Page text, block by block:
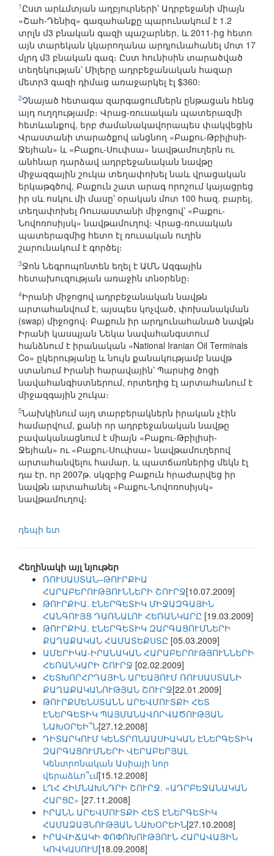
1 Ըստ արևմտյան աղբյուրների՝ Ադրբեջանի միայն
«Շահ-Դենիզ» գազահանքը պարունակում է 1.2
տրլն մ3 բնական գազի պաշարներ, և 2011-ից հետո
այն տարեկան կկարողանա արդյունահանել մոտ 17
մլրդ մ3 բնական գազ։ Ըստ հունիսին տարածված
տեղեկության՝ Միլերը ադրբեջանական հազար
մետր3 գազի դիմաց առաջարկել էլ $360։
2Չնայած հետագա զարգացումներն ընթացան հենց
այդ ուղղությամբ։ Վրաց-ռուսական պատերազմի
հետևանքով, երբ ժամանակավորապես փակվեցին
Վրաստանի տարածքով անցնող «Բաքու-Թբիլիսի-
Ջեյհան» և «Բաքու-Սուփսա» նավթամուղերն ու
անհնար դարձավ ադրբեջանական նավթը
միջազգային շուկա տեղափոխել նաև վրացական
երկաթգծով, Բաքուն շատ արագ որոշում կայացրեց
իր սև ոսկու մի մասը՝ օրական մոտ 100 հազ. բարել,
տեղափոխել Ռուսաստանի միջոցով՝ «Բաքու-
Նովոռոսիյսկ» նավթամուղով։ Վրաց-ռուսական
պատերազմից հետո էլ ռուսական ուղին
շարունակում է գործել։
3Ջոն Նեգրոպոնտեն եղել է ԱՄՆ Ազգային
հետախուզության առաջին տնօրենը։
4Իրանի միջոցով ադրբեջանական նավթն
արտահանվում է, այսպես կոչված, փոխանակման
(swap) միջոցով։ Բաքուն իր արդյունահանած նավթն
Իրանի կասպյան Նեկա նավահանգստում
հանձնում է իրանական «National Iranian Oil Terminals
Co» ըկերությանը և նույն քանակությամբ նավթ
ստանում Իրանի հարավային՝ Պարսից ծոցի
նավահանգիստներում, որտեղից էլ արտահանում է
միջազգային շուկա։
5Նախկինում այդ տարբերակներն իրական չէին
համարվում, քանի որ ադրբեջանական նավթը
բավականացնում է միայն «Բաքու-Թբիլիսի-
Ջեյհան» ու «Բաքու-Սուփսա» նավթամուղերով
արտահանվելու համար, և պատճառներից մեկն էլ
դա էր, որ 2007թ. սկզբից Բաքուն հրաժարվեց իր
նավթն արտահանել «Բաքու-Նովոռոսիյսկ»
նավթամուղով։
դեպի ետ
Հեղինակի այլ նյութեր
ՌՈՒՍԱՍՏԱՆ–ԹՈՒՐՔԻԱ
ՀԱՐԱԲԵՐՈՒԹՅՈՒՆՆԵՐԻ ՇՈՒՐՋ[10.07.2009]
ԹՈՒՐՔԻԱ. ԷՆԵՐԳԵՏԻԿ ՄԻՋԱԶԳԱՅԻՆ
ՀԱՆԳՈՒՅՑ ԴԱՌՆԱԼՈՒ ՀԵՌԱՆԿԱՐԸ [19.03.2009]
ԹՈՒՐՔԻԱ. ԷՆԵՐԳԵՏԻԿ ԶԱՐԳԱՑՈՒՄՆԵՐԻ
ՔԱՂԱՔԱԿԱՆ ՀԱՄԱՏԵՔՍՏԸ [05.03.2009]
ԱՄԵՐԻԿԱ-ԻՐԱՆԱԿԱՆ ՀԱՐԱԲԵՐՈՒԹՅՈՒՆՆԵՐԻ
ՀԵՌԱՆԿԱՐԻ ՇՈՒՐՋ [02.02.2009]
ՀԵՏԽՈՐՀՐԴԱՅԻՆ ԱՐԵԱՅՈՒՄ ՌՈՒՍԱՍՏԱՆԻ
ՔԱՂԱՔԱԿԱՆՈՒԹՅԱՆ ՇՈՒՐՋ[22.01.2009]
ԹՈՒՐՔՄԵՆՍՏԱՆՆ ԱՐԵՎՄՈՒՏՔԻ ՀԵՏ
ԷՆԵՐԳԵՏԻԿ ՊԱՅՄԱՆԱՎՈՐՎԱԾՈՒԹՅԱՆ
ՆԱԽՕՐԵԻ՞Ն[27.12.2008]
ԴԻՏԱՐԿՈՒՄ ԿԵՆՏՐՈՆԱԱՍԻԱԿԱՆ ԷՆԵՐԳԵՏԻԿ
ԶԱՐԳԱՑՈՒՄՆԵՐԻ ՎԵՐԱԲԵՐՅԱԼ
Կենտրոնական Ասիայի նոր
վերաձևո՞ւմ[15.12.2008]
ԼՂՀ ՀԻՄՆԱԽՆԴՐԻ ՇՈՒՐՋ. «ԱԴՐԲԵՋԱՆԱԿԱՆ
ՀԱՐՑԸ» [27.11.2008]
ԻՐԱՆՆ ԱՐԵՎՄՈՒՏՔԻ ՀԵՏ ԷՆԵՐԳԵՏԻԿ
ՀԱՄԱՁԱՅՆՈՒԹՅԱՆ ՆԱԽՕՐԵԻՆ[27.10.2008]
ԻՐԱՎԻՃԱԿԻ ՓՈՓՈԽՈՒԹՅՈՒՆ ՀԱՐԱՎԱՅԻՆ
ԿՈՎԿԱՍՈՒՄ[18.09.2008]